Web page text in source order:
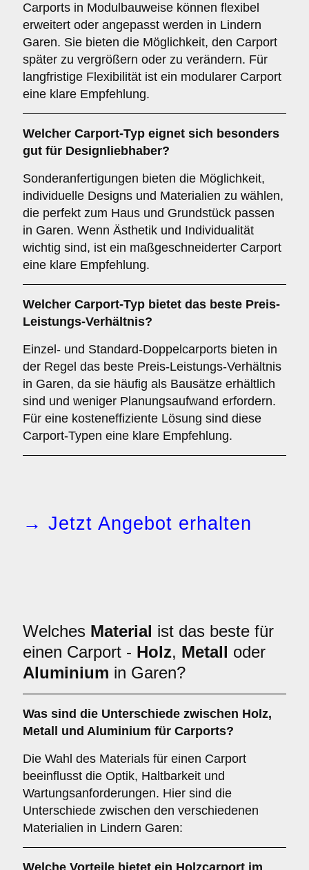
Carports in Modulbauweise können flexibel
erweitert oder angepasst werden in Lindern
Garen. Sie bieten die Möglichkeit, den Carport
später zu vergrößern oder zu verändern. Für
langfristige Flexibilität ist ein modularer Carport
eine klare Empfehlung.
Welcher Carport-Typ eignet sich besonders
gut für Designliebhaber?
Sonderanfertigungen bieten die Möglichkeit,
individuelle Designs und Materialien zu wählen,
die perfekt zum Haus und Grundstück passen
in Garen. Wenn Ästhetik und Individualität
wichtig sind, ist ein maßgeschneiderter Carport
eine klare Empfehlung.
Welcher Carport-Typ bietet das beste Preis-
Leistungs-Verhältnis?
Einzel- und Standard-Doppelcarports bieten in
der Regel das beste Preis-Leistungs-Verhältnis
in Garen, da sie häufig als Bausätze erhältlich
sind und weniger Planungsaufwand erfordern.
Für eine kosteneffiziente Lösung sind diese
Carport-Typen eine klare Empfehlung.
→ Jetzt Angebot erhalten
Welches Material ist das beste für
einen Carport - Holz, Metall oder
Aluminium in Garen?
Was sind die Unterschiede zwischen Holz,
Metall
und Aluminium für Carports?
Die Wahl des Materials für einen Carport
beeinflusst die Optik, Haltbarkeit und
Wartungsanforderungen. Hier sind die
Unterschiede zwischen den verschiedenen
Materialien in Lindern Garen:
Welche Vorteile bietet ein Holzcarport im